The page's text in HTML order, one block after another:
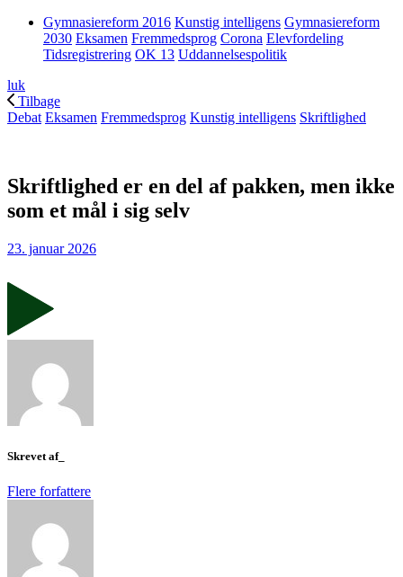
Gymnasiereform 2016 Kunstig intelligens Gymnasiereform
2030 Eksamen Fremmedsprog Corona Elevfordeling
Tidsregistrering OK 13 Uddannelsespolitik
luk
Tilbage
Debat Eksamen Fremmedsprog Kunstig intelligens Skriftlighed
Skriftlighed er en del af pakken, men ikke
som et mål i sig selv
23. januar 2026
Skrevet af_
Flere forfattere